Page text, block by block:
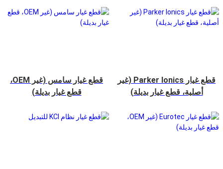
Tribomatic) من N
قطع غيار Parker Ionics (غير
أصلية، قطع غيار بديلة)
قطع غيار سامس (غير OEM،
قطع غيار بديلة)